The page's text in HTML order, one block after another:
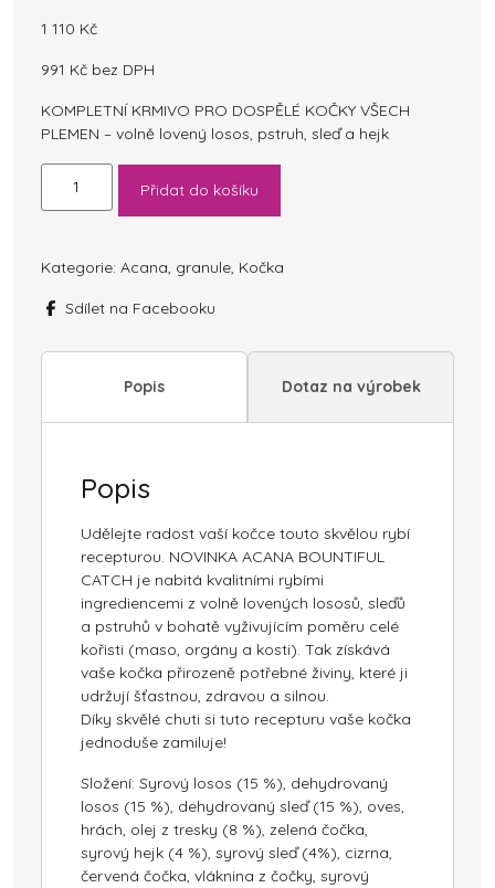
1 110 Kč
991 Kč bez DPH
KOMPLETNÍ KRMIVO PRO DOSPĚLÉ KOČKY VŠECH
PLEMEN – volně lovený losos, pstruh, sleď a hejk
BOUNTIFUL
4,5
množství
Přidat do košíku
Kategorie: Acana, granule, Kočka
Sdílet na Facebooku
Popis Dotaz na výrobek
Popis
Udělejte radost vaší kočce touto skvělou rybí
recepturou. NOVINKA ACANA BOUNTIFUL
CATCH je nabitá kvalitními rybími
ingrediencemi z volně lovených lososů, sleďů
a pstruhů v bohatě vyživujícím poměru celé
kořisti (maso, orgány a kosti). Tak získává
vaše kočka přirozeně potřebné živiny, které ji
udržují šťastnou, zdravou a silnou.
Díky skvělé chuti si tuto recepturu vaše kočka
jednoduše zamiluje!
Složení: Syrový losos (15 %), dehydrovaný
losos (15 %), dehydrovaný sleď (15 %), oves,
hrách, olej z tresky (8 %), zelená čočka,
syrový hejk (4 %), syrový sleď (4%), cizrna,
červená čočka, vláknina z čočky, syrový